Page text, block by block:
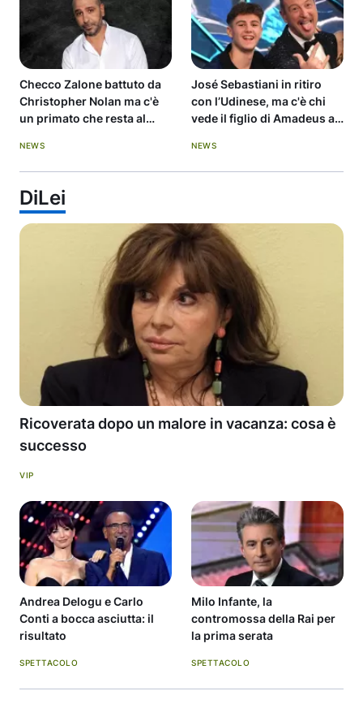
Checco Zalone battuto da
Christopher Nolan ma c'è
un primato che resta al
NEWS
José Sebastiani in ritiro
con l’Udinese, ma c'è chi
vede il figlio di Amadeus a
NEWS
DiLei
Ricoverata dopo un malore in vacanza: cosa è
successo
VIP
Andrea Delogu e Carlo
Conti a bocca asciutta: il
risultato
SPETTACOLO
Milo Infante, la
contromossa della Rai per
la prima serata
SPETTACOLO